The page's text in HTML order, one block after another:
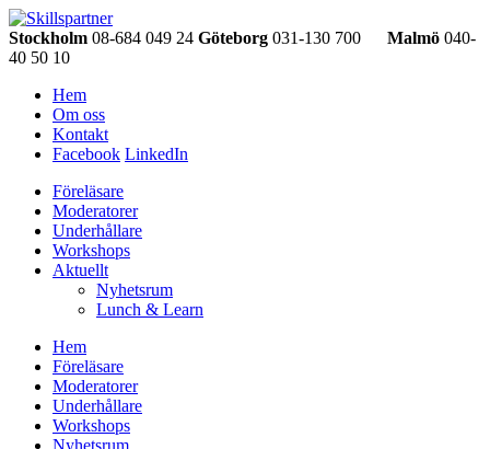
Stockholm 08-684 049 24 Göteborg 031-130 700 Malmö 040-
40 50 10
Hem
Om oss
Kontakt
Facebook LinkedIn
Föreläsare
Moderatorer
Underhållare
Workshops
Aktuellt
Nyhetsrum
Lunch & Learn
Hem
Föreläsare
Moderatorer
Underhållare
Workshops
Nyhetsrum